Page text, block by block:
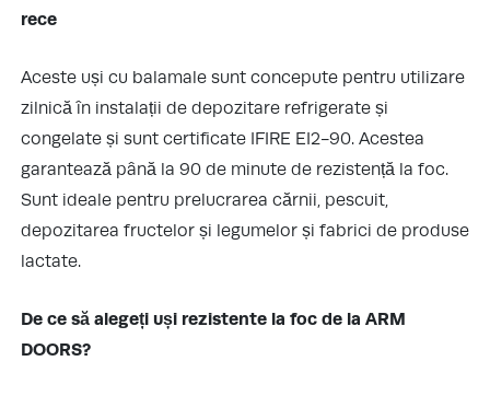
rece
Aceste uși cu balamale sunt concepute pentru utilizare
zilnică în instalații de depozitare refrigerate și
congelate și sunt certificate IFIRE EI2-90. Acestea
garantează până la 90 de minute de rezistență la foc.
Sunt ideale pentru prelucrarea cărnii, pescuit,
depozitarea fructelor și legumelor și fabrici de produse
lactate.
De ce să alegeți uși rezistente la foc de la ARM
DOORS?